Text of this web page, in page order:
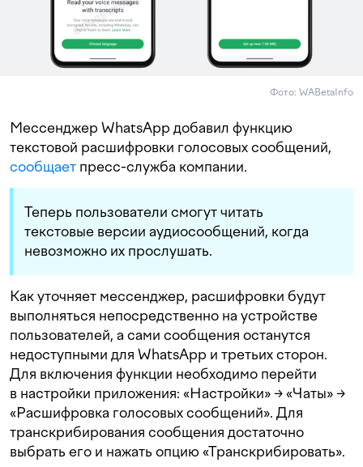
Фото: WABetaInfo
Мессенджер WhatsApp добавил функцию
текстовой расшифровки голосовых сообщений,
сообщает пресс-служба компании.
Теперь пользователи смогут читать
текстовые версии аудиосообщений, когда
невозможно их прослушать.
Как уточняет мессенджер, расшифровки будут
выполняться непосредственно на устройстве
пользователей, а сами сообщения останутся
недоступными для WhatsApp и третьих сторон.
Для включения функции необходимо перейти
в настройки приложения: «Настройки» → «Чаты» →
«Расшифровка голосовых сообщений». Для
транскрибирования сообщения достаточно
выбрать его и нажать опцию «Транскрибировать».